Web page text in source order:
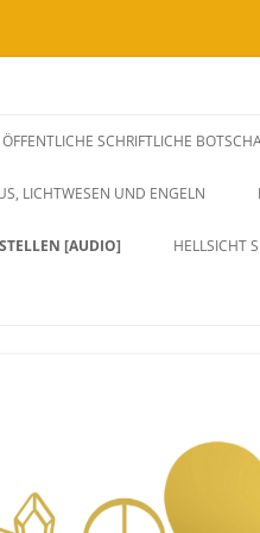
und Eins sein.
ÖFFENTLICHE SCHRIFTLICHE
LICHTWESEN UND ENGELN
[AUDIO] HELLSICHT